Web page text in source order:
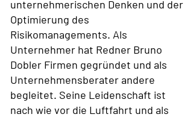
unternehmerischen Denken und der
Optimierung des
Risikomanagements. Als
Unternehmer hat Redner Bruno
Dobler Firmen gegründet und als
Unternehmensberater andere
begleitet. Seine Leidenschaft ist
nach wie vor die Luftfahrt und als